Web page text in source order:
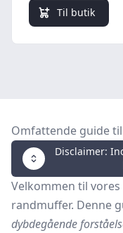
Til butik
Omfattende guide
Disclaimer:
Velkommen til vores
randmuffer. Denne
dybdegående